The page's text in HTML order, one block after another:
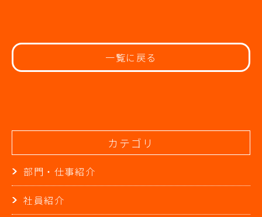
カテゴリ
部門・仕事紹介
社員紹介
一覧に戻る